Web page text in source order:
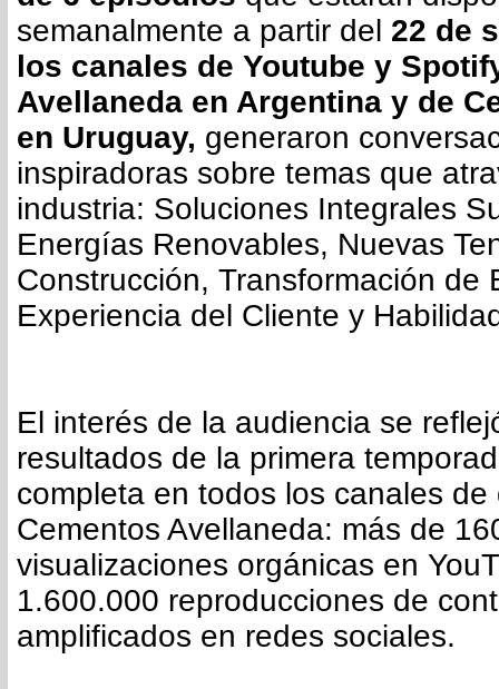
semanalmente a partir del 22 de
los canales de Youtube y
Avellaneda en Argentina y de
en Uruguay, generaron
inspiradoras sobre temas que
industria: Soluciones Integrales
Energías Renovables, Nuevas
Construcción, Transformación de
Experiencia del Cliente y
El interés de la audiencia se
resultados de la primera
completa en todos los canales de
Cementos Avellaneda: más de
visualizaciones orgánicas en
1.600.000 reproducciones de
amplificados en redes sociales.